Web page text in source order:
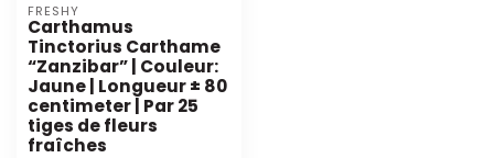
FRESHY
Carthamus
Tinctorius Carthame
“Zanzibar” | Couleur:
Jaune | Longueur ± 80
centimeter | Par 25
tiges de fleurs
fraîches